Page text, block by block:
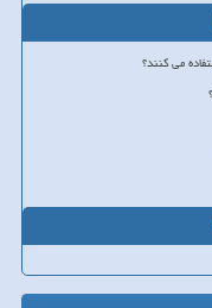
می کنند؟